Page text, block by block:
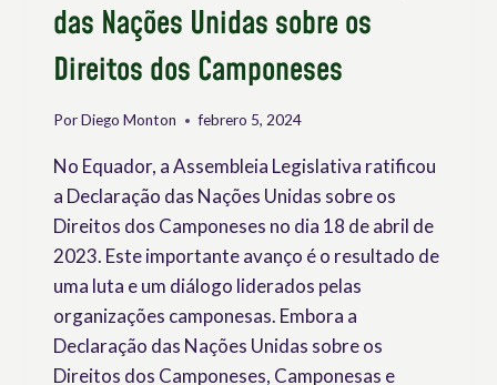
das Nações Unidas sobre os
Direitos dos Camponeses
PorDiego Monton febrero 5, 2024
No Equador, a Assembleia Legislativa ratificou
a Declaração das Nações Unidas sobre os
Direitos dos Camponeses no dia 18 de abril de
2023. Este importante avanço é o resultado de
uma luta e um diálogo liderados pelas
organizações camponesas. Embora a
Declaração das Nações Unidas sobre os
Direitos dos Camponeses, Camponesas e